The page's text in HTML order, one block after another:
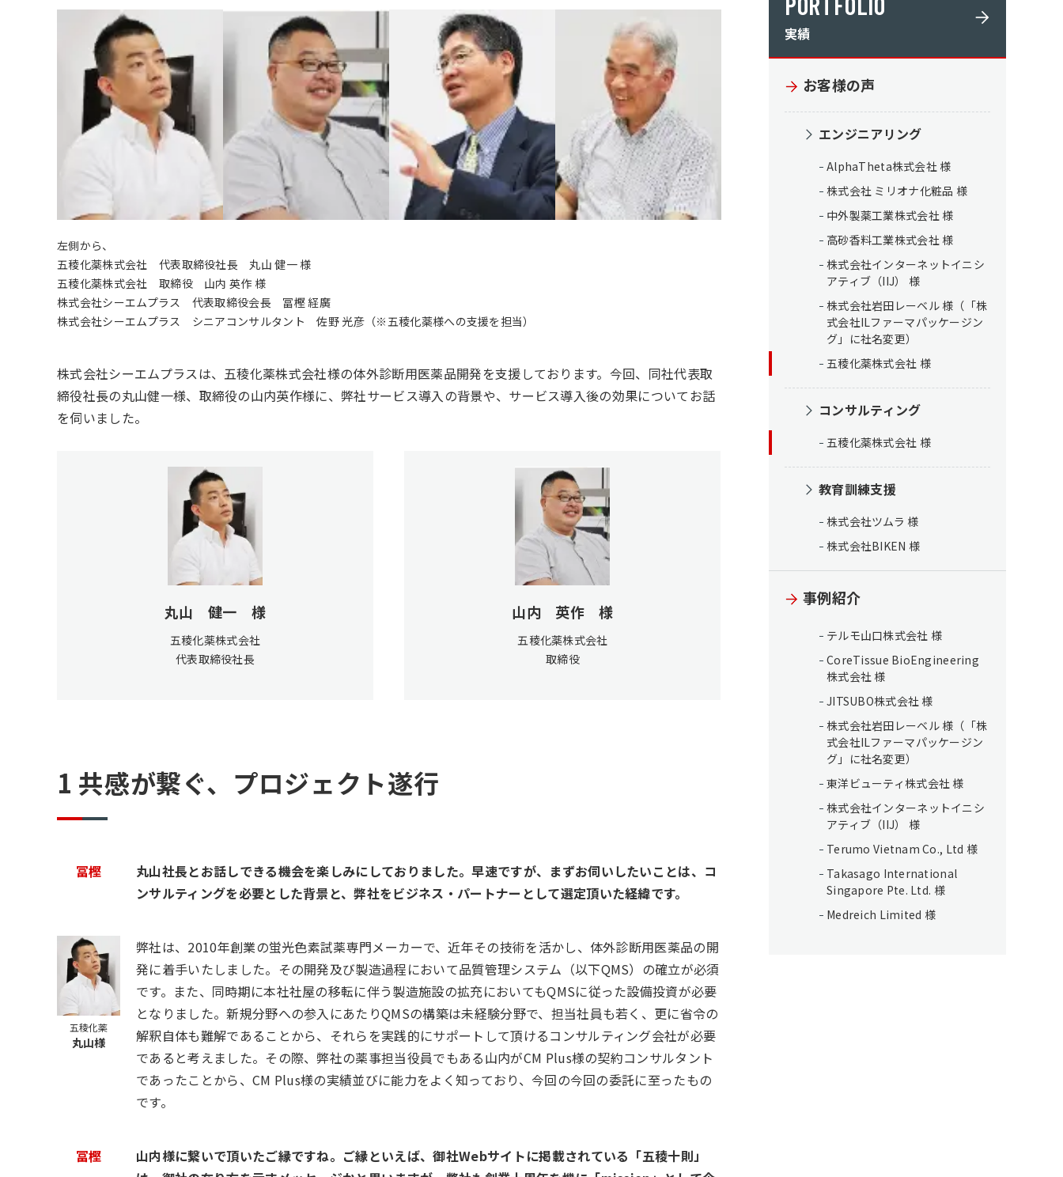
左側から、
五稜化薬株式会社 代表取締役社長 丸山 健一 様
五稜化薬株式会社 取締役 山内 英作 様
株式会社シーエムプラス 代表取締役会長 冨樫 経廣
株式会社シーエムプラス シニアコンサルタント 佐野 光彦（※五稜化薬様への支援を担当）
株式会社シーエムプラスは、五稜化薬株式会社様の体外診断用医薬品開発を支援しております。今回、同社代表取
締役社長の丸山健一様、取締役の山内英作様に、弊社サービス導入の背景や、サービス導入後の効果についてお話
を伺いました。
丸山 健一 様
五稜化薬株式会社
代表取締役社長
山内 英作 様
五稜化薬株式会社
取締役
1 共感が繋ぐ、プロジェクト遂行
冨樫
丸山社長とお話しできる機会を楽しみにしておりました。早速ですが、まずお伺いしたいことは、コ
ンサルティングを必要とした背景と、弊社をビジネス・パートナーとして選定頂いた経緯です。
五稜化薬
丸山様
弊社は、2010年創業の蛍光色素試薬専門メーカーで、近年その技術を活かし、体外診断用医薬品の開
発に着手いたしました。その開発及び製造過程において品質管理システム（以下QMS）の確立が必須
です。また、同時期に本社社屋の移転に伴う製造施設の拡充においてもQMSに従った設備投資が必要
となりました。新規分野への参入にあたりQMSの構築は未経験分野で、担当社員も若く、更に省令の
解釈自体も難解であることから、それらを実践的にサポートして頂けるコンサルティング会社が必要
であると考えました。その際、弊社の薬事担当役員でもある山内がCM Plus様の契約コンサルタント
であったことから、CM Plus様の実績並びに能力をよく知っており、今回の今回の委託に至ったもの
です。
冨樫
山内様に繋いで頂いたご縁ですね。ご縁といえば、御社Webサイトに掲載されている「五稜十則」
実績
お客様の声
エンジニアリング
AlphaTheta株式会社 様
株式会社 ミリオナ化粧品 様
中外製薬工業株式会社 様
高砂香料工業株式会社 様
株式会社インターネットイニシ
アティブ（IIJ） 様
株式会社岩田レーベル 様（「株
式会社ILファーマパッケージン
グ」に社名変更）
五稜化薬株式会社 様
コンサルティング
五稜化薬株式会社 様
教育訓練支援
株式会社ツムラ 様
株式会社BIKEN 様
事例紹介
テルモ山口株式会社 様
CoreTissue BioEngineering
株式会社 様
JITSUBO株式会社 様
株式会社岩田レーベル 様（「株
式会社ILファーマパッケージン
グ」に社名変更）
東洋ビューティ株式会社 様
株式会社インターネットイニシ
アティブ（IIJ） 様
Terumo Vietnam Co., Ltd 様
Takasago International
Singapore Pte. Ltd. 様
Medreich Limited 様